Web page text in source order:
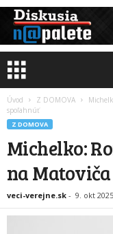
Úvod Z DOMOVA
spoľahnúť
Z DOMOVA
Michelko:
na
veci-verejne.sk - 9. okt 2025